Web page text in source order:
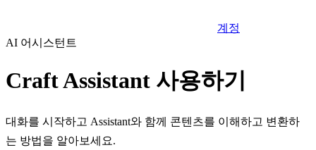
계정
AI 어시스턴트
Craft Assistant 사용하기
대화를 시작하고 Assistant와 함께 콘텐츠를 이해하고 변환하
는 방법을 알아보세요.